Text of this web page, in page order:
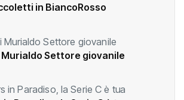
in BiancoRosso
Settore giovanile